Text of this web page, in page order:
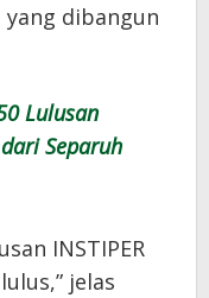
dibangun
Lulusan
Separuh
INSTIPER
jelas